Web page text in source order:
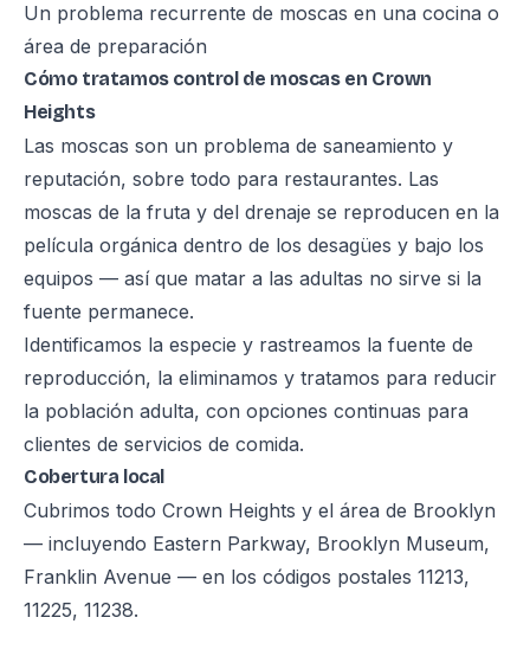
Un problema recurrente de moscas en una cocina o
área de preparación
Cómo tratamos control de moscas en Crown
Heights
Las moscas son un problema de saneamiento y
reputación, sobre todo para restaurantes. Las
moscas de la fruta y del drenaje se reproducen en la
película orgánica dentro de los desagües y bajo los
equipos — así que matar a las adultas no sirve si la
fuente permanece.
Identificamos la especie y rastreamos la fuente de
reproducción, la eliminamos y tratamos para reducir
la población adulta, con opciones continuas para
clientes de servicios de comida.
Cobertura local
Cubrimos todo Crown Heights y el área de Brooklyn
— incluyendo Eastern Parkway, Brooklyn Museum,
Franklin Avenue — en los códigos postales 11213,
11225, 11238.